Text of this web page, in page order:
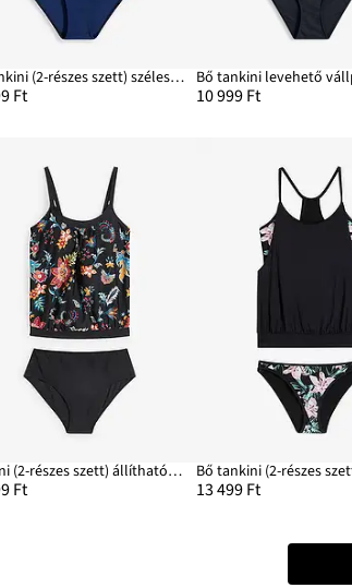
Bő tankini (2-részes szett) széles vállpántokkal
Ft 10 999 Ft
Tankini (2-részes szett) állítható vállpántokkal
Ft 13 499 Ft